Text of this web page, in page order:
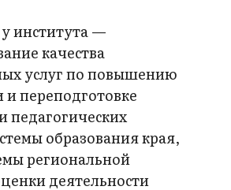
института —
качества
услуг по повышению
переподготовке
педагогических
образования края,
региональной
деятельности